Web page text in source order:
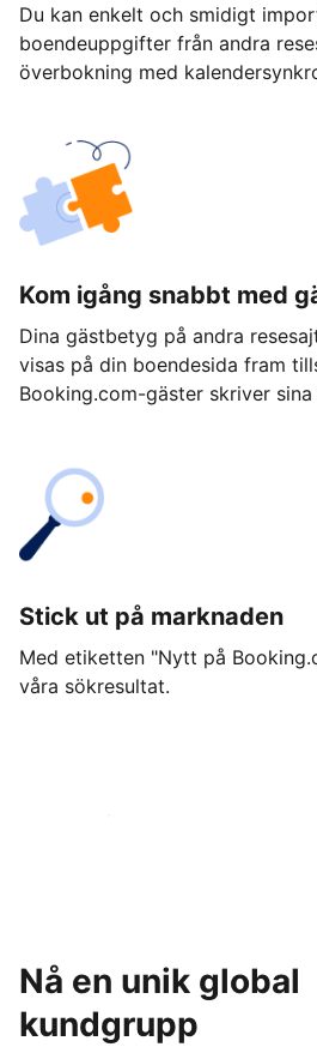
Du kan enkelt och smidigt
boendeuppgifter från andra
överbokning med
Kom igång snabbt med
Dina gästbetyg på andra
visas på din boendesida fram
Booking.com-gäster skriver sina
Stick ut på marknaden
Med etiketten "Nytt på
våra sökresultat.
Kom igång idag
Nå en unik global
kundgrupp